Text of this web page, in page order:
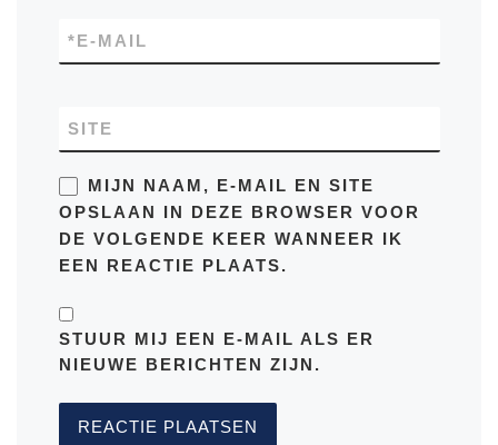
E-MAIL
*
SITE
MIJN NAAM, E-MAIL EN SITE
OPSLAAN IN DEZE BROWSER VOOR
DE VOLGENDE KEER WANNEER IK
EEN REACTIE PLAATS.
STUUR MIJ EEN E-MAIL ALS ER
NIEUWE BERICHTEN ZIJN.